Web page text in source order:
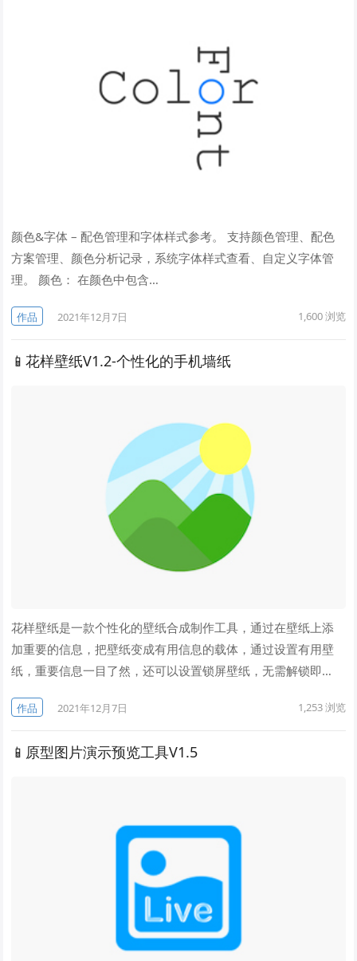
颜色&字体 – 配色管理和字体样式参考。 支持颜色管理、配色
方案管理、颜色分析记录，系统字体样式查看、自定义字体管
理。 颜色： 在颜色中包含…
作品 2021年12月7日 1,600浏览
📱花样壁纸V1.2-个性化的手机墙纸
花样壁纸是一款个性化的壁纸合成制作工具，通过在壁纸上添
加重要的信息，把壁纸变成有用信息的载体，通过设置有用壁
纸，重要信息一目了然，还可以设置锁屏壁纸，无需解锁即…
作品 2021年12月7日 1,253浏览
📱原型图片演示预览工具V1.5